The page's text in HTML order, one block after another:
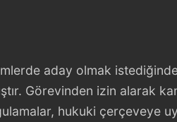
aday olmak
Görevinden izin alarak
hukuki çerçeveye